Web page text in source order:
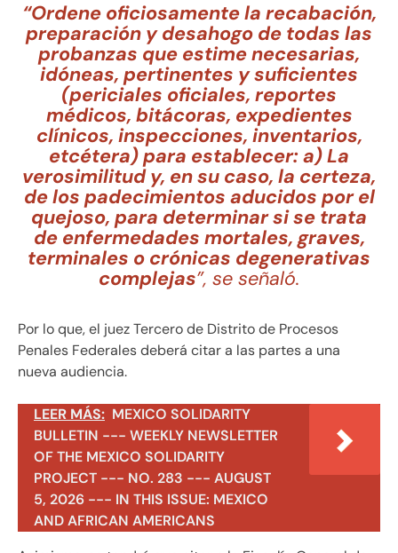
“Ordene oficiosamente la recabación,
preparación y desahogo de todas las
probanzas que estime necesarias,
idóneas, pertinentes y suficientes
(periciales oficiales, reportes
médicos, bitácoras, expedientes
clínicos, inspecciones, inventarios,
etcétera) para establecer: a) La
verosimilitud y, en su caso, la certeza,
de los padecimientos aducidos por el
quejoso, para determinar si se trata
de enfermedades mortales, graves,
terminales o crónicas degenerativas
complejas”, se señaló.
Por lo que, el juez Tercero de Distrito de Procesos
Penales Federales deberá citar a las partes a una
nueva audiencia.
LEER MÁS: MEXICO SOLIDARITY
BULLETIN --- WEEKLY NEWSLETTER
OF THE MEXICO SOLIDARITY
PROJECT --- NO. 283 --- AUGUST
5, 2026 --- IN THIS ISSUE: MEXICO
AND AFRICAN AMERICANS